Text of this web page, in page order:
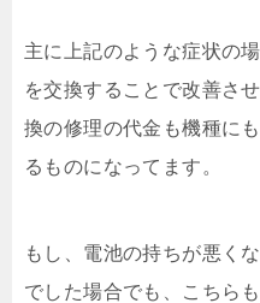
主に上記のような症状の
を交換することで改善さ
換の修理の代金も機種に
るものになってます。
もし、電池の持ちが悪く
でした場合でも、こちら